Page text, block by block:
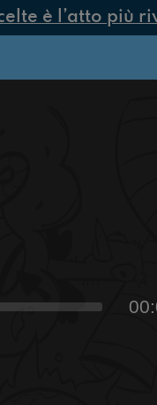
è l’atto più